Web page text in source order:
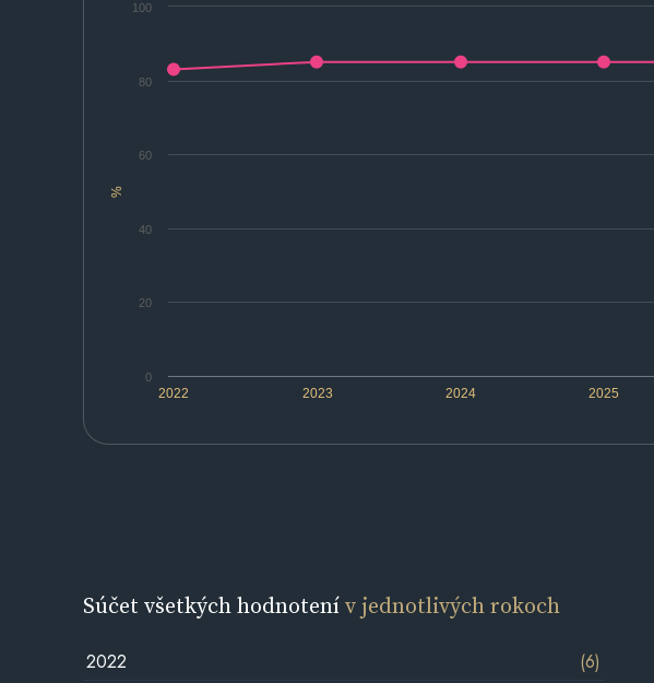
%
2022 2023 2024 2025
0
20
40
60
80
100
Súčet všetkých hodnotenív jednotlivých rokoch
2022
(6)